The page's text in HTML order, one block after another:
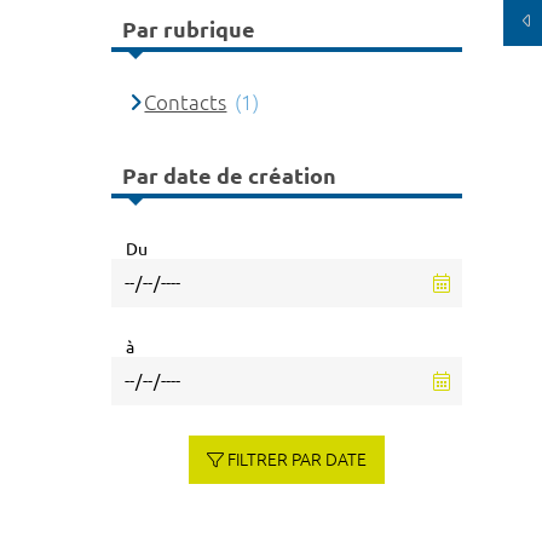
Par rubrique
Contacts (1)
Par date de création
Du
à
FILTRER PAR DATE